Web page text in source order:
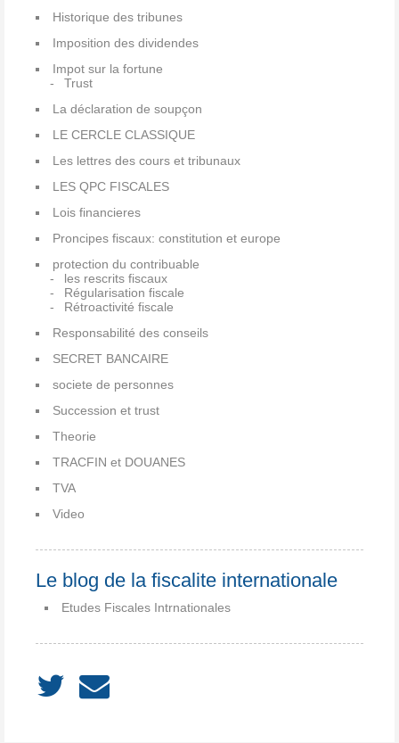
Historique des tribunes
Imposition des dividendes
Impot sur la fortune
Trust
La déclaration de soupçon
LE CERCLE CLASSIQUE
Les lettres des cours et tribunaux
LES QPC FISCALES
Lois financieres
Proncipes fiscaux: constitution et europe
protection du contribuable
les rescrits fiscaux
Régularisation fiscale
Rétroactivité fiscale
Responsabilité des conseils
SECRET BANCAIRE
societe de personnes
Succession et trust
Theorie
TRACFIN et DOUANES
TVA
Video
Le blog de la fiscalite internationale
Etudes Fiscales Intrnationales